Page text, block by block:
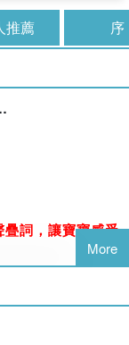
推薦 序
詞，讓寶寶感受
他們自由聯想、
More